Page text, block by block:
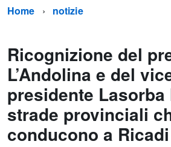
Home notizie
Ricognizione del
L’Andolina e del
presidente
strade provinciali
conducono a Ricadi